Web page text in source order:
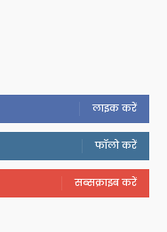
लाइक करें
फॉलो करें
सब्सक्राइब करें